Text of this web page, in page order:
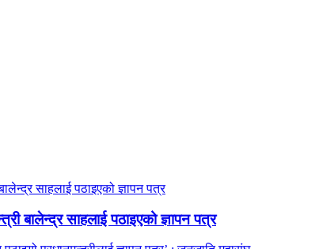
बालेन्द्र साहलाई पठाइएको ज्ञापन पत्र